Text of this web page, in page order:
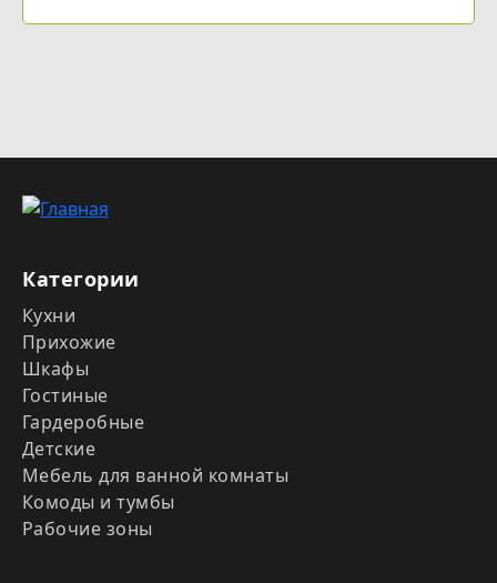
Категории
Кухни
Прихожие
Шкафы
Гостиные
Гардеробные
Детские
Мебель для ванной комнаты
Комоды и тумбы
Рабочие зоны